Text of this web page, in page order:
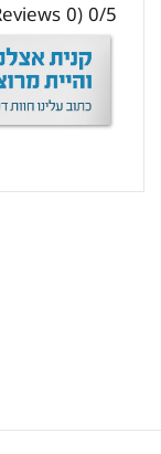
0/5
(0 Reviews)